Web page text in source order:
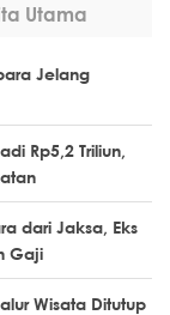
Utama
Jelang
Rp5,2 Triliun,
dari Jaksa, Eks
Gaji
Wisata Ditutup